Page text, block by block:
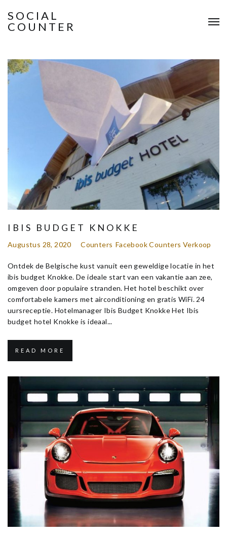
SOCIAL
COUNTER
IBIS BUDGET KNOKKE
Augustus 28, 2020 Counters Facebook Counters Verkoop
Ontdek de Belgische kust vanuit een geweldige locatie in het
ibis budget Knokke. De ideale start van een vakantie aan zee,
omgeven door populaire stranden. Het hotel beschikt over
comfortabele kamers met airconditioning en gratis WiFi. 24
uursreceptie. Hotelmanager Ibis Budget Knokke Het Ibis
budget hotel Knokke is ideaal...
READ MORE